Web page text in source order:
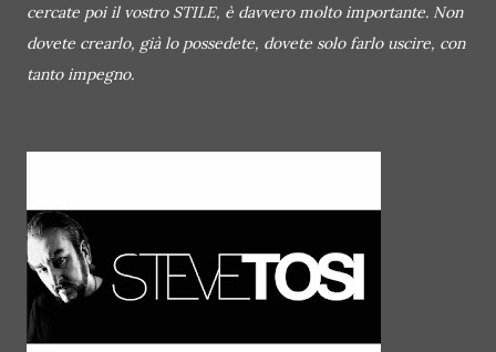
cercate poi il vostro STILE, è davvero molto importante. Non
dovete crearlo, già lo possedete, dovete solo farlo uscire, con
tanto impegno.